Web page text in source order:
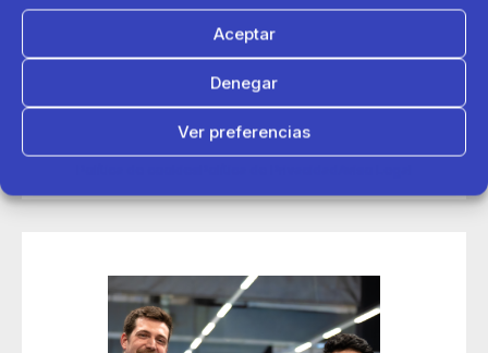
Aceptar
Denegar
Ver preferencias
Decathlon conecta con más de 200 deportistas en sus